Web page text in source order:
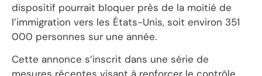
dispositif pourrait bloquer près de la moitié de
l’immigration vers les États-Unis, soit environ 351
000 personnes sur une année.
Cette annonce s’inscrit dans une série de